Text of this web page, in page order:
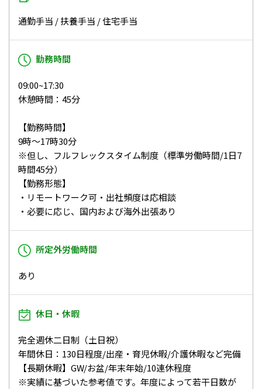
通勤手当 / 扶養手当 / 住宅手当
勤務時間
09:00~17:30
休憩時間：45分
【勤務時間】
9時〜17時30分
※但し、フルフレックスタイム制度（標準労働時間/1日7
時間45分）
【勤務形態】
・リモートワーク可・出社頻度は応相談
・必要に応じ、国内および海外出張あり
所定外労働時間
あり
休日・休暇
完全週休二日制（土日祝）
年間休日：130日程度/出産・育児休暇/介護休暇など完備
【長期休暇】GW/お盆/年末年始/10連休程度
※実績に基づいた参考値です。年度によって若干日数が